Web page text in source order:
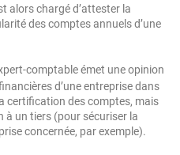
alors chargé d’attester la
des comptes annuels d’une
comptable émet une opinion
d’une entreprise dans
certification des comptes, mais
à un tiers (pour sécuriser la
concernée, par exemple).